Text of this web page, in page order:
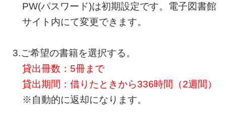
PW(パスワード)は初期設定です。電子図書館
サイト内にて変更できます。
3.ご希望の書籍を選択する。
貸出冊数：5冊まで
貸出期間：借りたときから336時間（2週間）
※自動的に返却になります。